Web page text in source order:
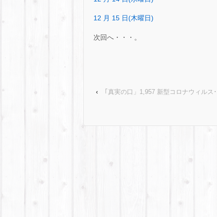
12 月 15 日(木曜日)
次回へ・・・。
‹ ｢真実の口」1,957 新型コロナウィルス